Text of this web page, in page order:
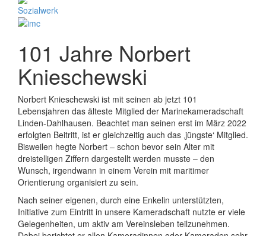
101 Jahre Norbert
Knieschewski
Norbert Knieschewski ist mit seinen ab jetzt 101
Lebensjahren das älteste Mitglied der Marinekameradschaft
Linden-Dahlhausen. Beachtet man seinen erst im März 2022
erfolgten Beitritt, ist er gleichzeitig auch das ‚jüngste‘ Mitglied.
Bisweilen hegte Norbert – schon bevor sein Alter mit
dreistelligen Ziffern dargestellt werden musste – den
Wunsch, irgendwann in einem Verein mit maritimer
Orientierung organisiert zu sein.
Nach seiner eigenen, durch eine Enkelin unterstützten,
Initiative zum Eintritt in unsere Kameradschaft nutzte er viele
Gelegenheiten, um aktiv am Vereinsleben teilzunehmen.